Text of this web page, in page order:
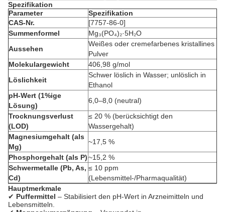
Spezifikation
Parameter
Spezifikation
CAS-Nr.
[7757-86-0]
Summenformel
Mg₃(PO₄)₂·5H₂O
Aussehen
Weißes oder cremefarbenes kristallines
Pulver
Molekulargewicht
406,98 g/mol
Löslichkeit
Schwer löslich in Wasser; unlöslich in
Ethanol
pH-Wert (1%ige
Lösung)
6,0–8,0 (neutral)
Trocknungsverlust
(LOD)
≤ 20 % (berücksichtigt den
Wassergehalt)
Magnesiumgehalt (als
Mg)
~17,5 %
Phosphorgehalt (als P)~15,2 %
Schwermetalle (Pb, As,
Cd)
≤ 10 ppm
(Lebensmittel-/Pharmaqualität)
Hauptmerkmale
✔ Puffermittel – Stabilisiert den pH-Wert in Arzneimitteln und
Lebensmitteln.